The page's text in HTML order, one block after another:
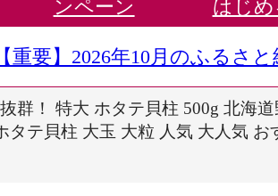
ンペーン
はじめ
【重要】2026年10月のふるさ
群！ 特大 ホタテ貝柱 500g 北海
テ貝柱 大玉 大粒 人気 大人気